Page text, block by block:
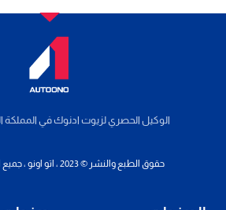
الوكيل الحصري لزيوت ادنوك في المملكة
حقوق الطبع والنشر © 2023 ، اتو اونو ، جميع الحقوق محفوظة